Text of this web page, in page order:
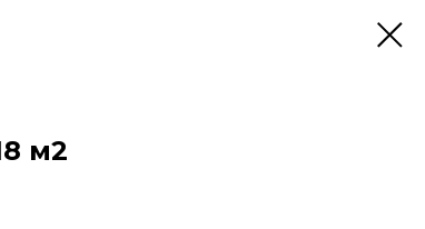
м2